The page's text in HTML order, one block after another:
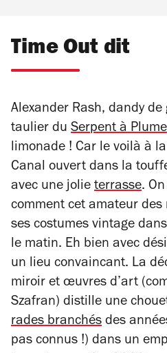
Time Out dit
Alexander Rash, dandy
taulier du Serpent à Plume
limonade ! Car le voilà à
Canal ouvert dans la
avec une jolie terrasse.
comment cet amateur
ses costumes vintage
le matin. Eh bien avec
un lieu convaincant. La
miroir et œuvres d’art
Szafran) distille une
rades branchés des
pas connus !) dans un